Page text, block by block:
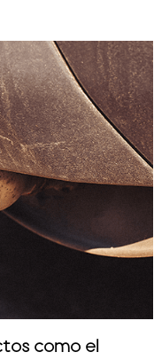
como el